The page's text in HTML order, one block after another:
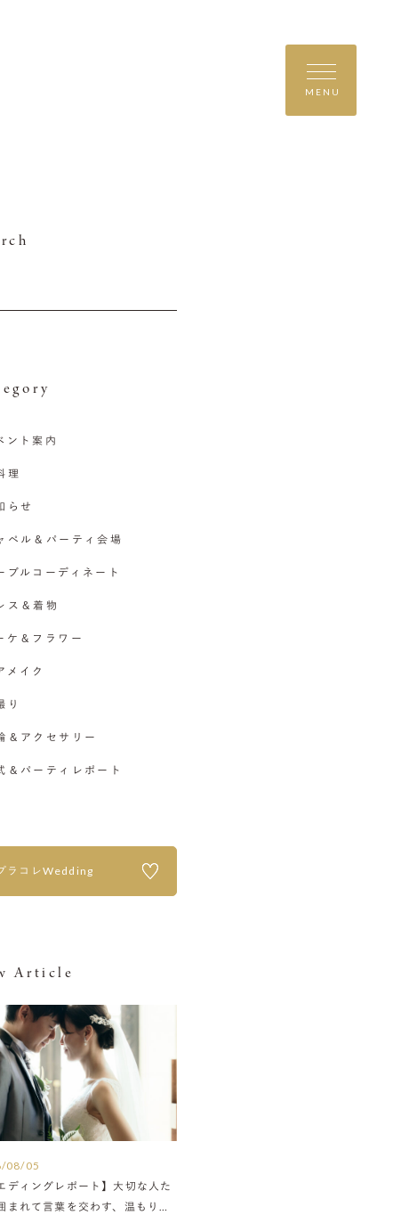
MENU
ント案内
理
らせ
ペル＆パーティ会場
ブルコーディネート
ス＆着物
ケ＆フラワー
メイク
り
＆アクセサリー
＆パーティレポート
ラコレWedding
Article
08/05
ディングレポート】大切な人た
まれて言葉を交わす、温もりに